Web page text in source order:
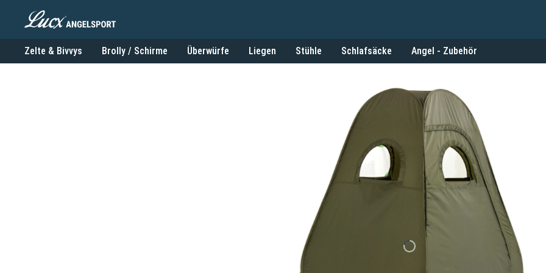
Zelte & Bivvys Brolly / Schirme Überwürfe Liegen Stühle Schlafsäcke Angel - Zubehör